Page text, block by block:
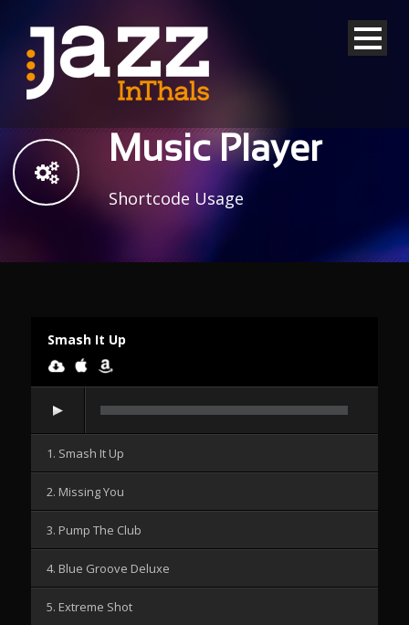
Music Player
Shortcode Usage
Smash It Up
1. Smash It Up
2. Missing You
3. Pump The Club
4. Blue Groove Deluxe
5. Extreme Shot